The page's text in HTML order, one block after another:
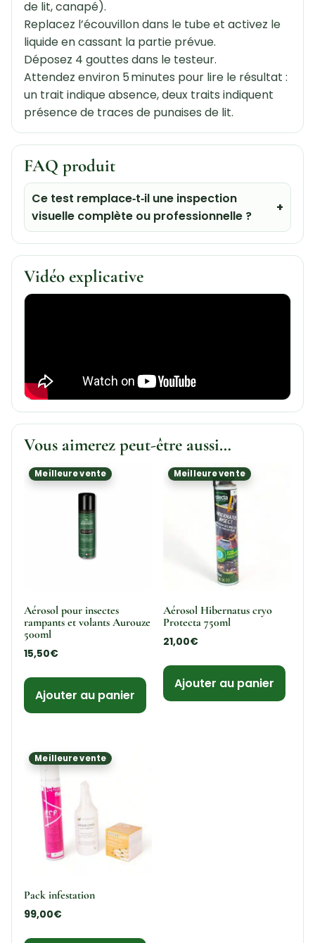
de lit, canapé).
Replacez l’écouvillon dans le tube et activez le
liquide en cassant la partie prévue.
Déposez 4 gouttes dans le testeur.
Attendez environ 5 minutes pour lire le résultat :
un trait indique absence, deux traits indiquent
présence de traces de punaises de lit.
FAQ produit
Ce test remplace‑t‑il une inspection
visuelle complète ou professionnelle ?
Vidéo explicative
Vous aimerez peut-être aussi…
Meilleure vente
Aérosol pour insectes
rampants et volants Aurouze
500ml
15,50€
Ajouter au panier
Meilleure vente
Aérosol Hibernatus cryo
Protecta 750ml
21,00€
Ajouter au panier
Meilleure vente
Pack infestation
99,00€